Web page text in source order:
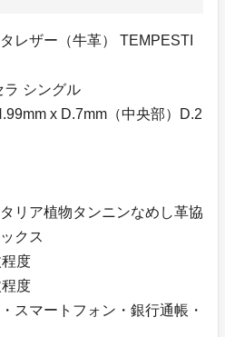
レザー（牛革） TEMPESTI
ラ シングル
x D.7mm（中央部）D.2
リア植物タンニンなめし革協
クス
度
度
ートフォン・銀行通帳・